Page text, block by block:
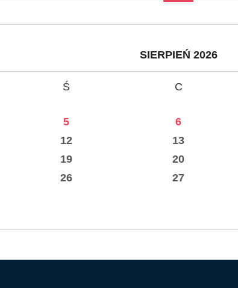
SIERPIEŃ 2026
Ś C
5 6
12 13
19 20
26 27